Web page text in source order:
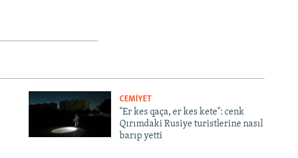
CEMİYET
"Er kes qaça, er kes kete": cenk
Qırımdaki Rusiye turistlerine nasıl
barıp yetti